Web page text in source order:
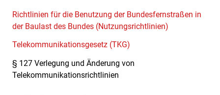
Richtlinien für die Benutzung der Bundesfernstraßen in
der Baulast des Bundes (Nutzungsrichtlinien)
Telekommunikationsgesetz (TKG)
§ 127 Verlegung und Änderung von
Telekommunikationsrichtlinien